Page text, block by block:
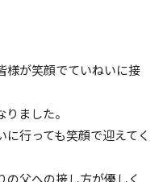
様が笑顔でていねいに接
ました。
行っても笑顔で迎えてく
父への接し方が優しく